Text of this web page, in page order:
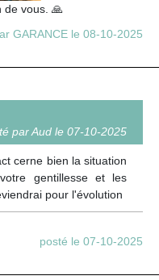
de vous. 🙏
GARANCE le 08-10-2025
par Aud le 07-10-2025
cerne bien la situation
gentillesse et les
pour l'évolution
posté le 07-10-2025